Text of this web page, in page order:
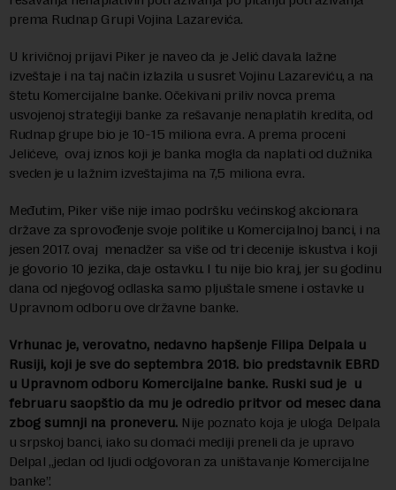
prema Rudnap Grupi Vojina Lazarevića.
U krivičnoj prijavi Piker je naveo da je Jelić davala lažne
izveštaje i na taj način izlazila u susret Vojinu Lazareviću, a na
štetu Komercijalne banke. Očekivani priliv novca prema
usvojenoj strategiji banke za rešavanje nenaplatih kredita, od
Rudnap grupe bio je 10-15 miliona evra. A prema proceni
Jelićeve, ovaj iznos koji je banka mogla da naplati od dužnika
sveden je u lažnim izveštajima na 7,5 miliona evra.
Međutim, Piker više nije imao podršku većinskog akcionara
države za sprovođenje svoje politike u Komercijalnoj banci, i na
jesen 2017. ovaj menadžer sa više od tri decenije iskustva i koji
je govorio 10 jezika, daje ostavku. I tu nije bio kraj, jer su godinu
dana od njegovog odlaska samo pljuštale smene i ostavke u
Upravnom odboru ove državne banke.
Vrhunac je, verovatno, nedavno hapšenje Filipa Delpala u
Rusiji, koji je sve do septembra 2018. bio predstavnik EBRD
u Upravnom odboru Komercijalne banke. Ruski sud je u
februaru saopštio da mu je odredio pritvor od mesec dana
zbog sumnji na proneveru. Nije poznato koja je uloga Delpala
u srpskoj banci, iako su domaći mediji preneli da je upravo
Delpal „jedan od ljudi odgovoran za uništavanje Komercijalne
banke”.